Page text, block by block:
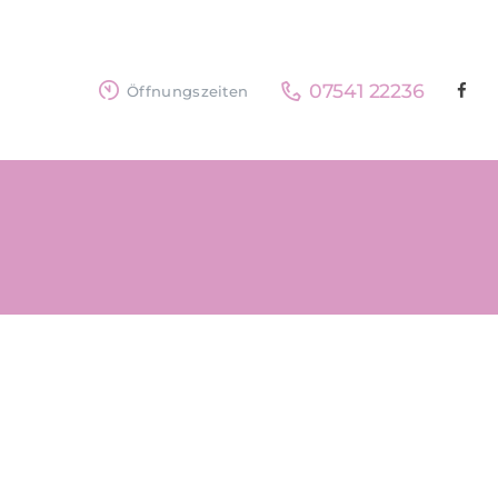
Öffnungszeiten 07541 22236